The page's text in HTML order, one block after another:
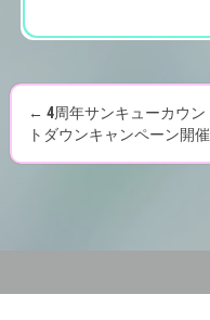
P
← 4周年サンキューカウン
トダウンキャンペーン開催